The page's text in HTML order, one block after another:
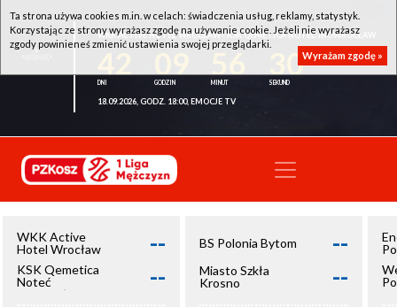
WKK ACTIVE HOTEL WROCŁAW - KSK QEMETICA NOTEĆ INOWROCŁAW
30
18.09.2026, GODZ. 18:00, EMOCJE TV
WKK Active
Hotel Wrocław
--
KSK Qemetica
Noteć
Inowrocław
--
BS Polonia Bytom --
Miasto Szkła
Krosno
--
Ta strona używa cookies m.in. w celach: świadczenia usług, reklamy, statystyk.
Korzystając ze strony wyrażasz zgodę na używanie cookie. Jeżeli nie wyrażasz
zgody powinieneś zmienić ustawienia swojej przeglądarki.
Wyrażam zgodę »